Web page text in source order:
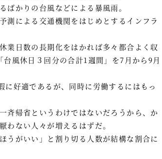
かりの台風などによる暴風雨。
測による交通機関をはじめとするインフラ
業日数の長期化をはかれば多々都合よく収
風休日３回分の合計1週間」を7月から9月
好適であるが、同時に労働するにはもっ
斉帰省というわけではないだろうから、か
わない人々が増えるはずだ。
うがいい」と割り切る人数が結構な割合に